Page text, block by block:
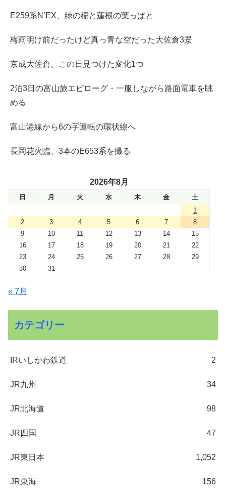
E259系N’EX、緑の稲と蓮根の葉っぱと
梅雨明け前だったけど真っ青な空だった大佐倉3景
京成大佐倉、この日見つけた変化1つ
2泊3日の富山旅エピローグ・一服しながら路面電車を眺
める
富山港線から6の字運転の環状線へ
長岡花火臨、3本のE653系を撮る
2026年8月
日 月 火 水 木 金
土
1
2
3 4 5 6 7
8
9
10 11 12 13 14
15
16
17 18 19 20 21
22
23
24 25 26 27 28
29
30
31
« 7月
カテゴリー
IRいしかわ鉄道 2
JR九州 34
JR北海道 98
JR四国 47
JR東日本 1,052
JR東海 156